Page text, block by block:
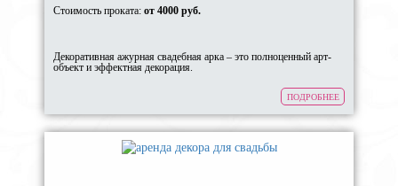
Стоимость проката: от 4000 руб.
Декоративная ажурная свадебная арка – это полноценный арт-
объект и эффектная декорация.
ПОДРОБНЕЕ